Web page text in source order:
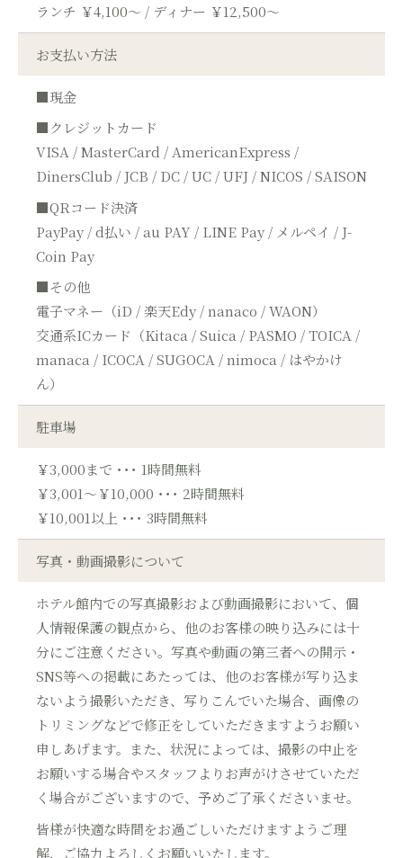
ランチ ￥4,100～ / ディナー ￥12,500～
お支払い方法
■現金
■クレジットカード
VISA / MasterCard / AmericanExpress /
DinersClub / JCB / DC / UC / UFJ / NICOS / SAISON
■QRコード決済
PayPay / d払い / au PAY / LINE Pay / メルペイ / J-
Coin Pay
■その他
電子マネー（iD / 楽天Edy / nanaco / WAON）
交通系ICカード（Kitaca / Suica / PASMO / TOICA /
manaca / ICOCA / SUGOCA / nimoca / はやかけ
ん）
駐車場
￥3,000まで ･･･ 1時間無料
￥3,001～￥10,000 ･･･ 2時間無料
￥10,001以上 ･･･ 3時間無料
写真・動画撮影について
ホテル館内での写真撮影および動画撮影において、個
人情報保護の観点から、他のお客様の映り込みには十
分にご注意ください。写真や動画の第三者への開示・
SNS等への掲載にあたっては、他のお客様が写り込ま
ないよう撮影いただき、写りこんでいた場合、画像の
トリミングなどで修正をしていただきますようお願い
申しあげます。また、状況によっては、撮影の中止を
お願いする場合やスタッフよりお声がけさせていただ
く場合がございますので、予めご了承くださいませ。
皆様が快適な時間をお過ごしいただけますようご理
解、ご協力よろしくお願いいたします。